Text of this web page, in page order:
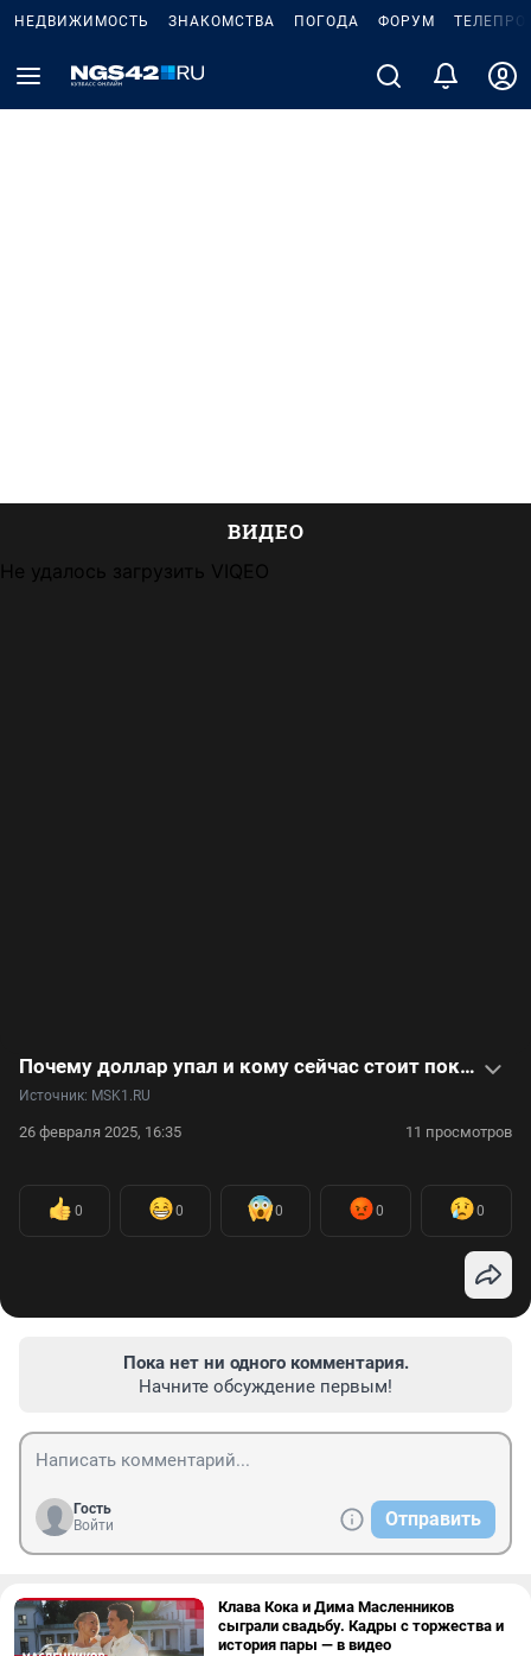
НЕДВИЖИМОСТЬ ЗНАКОМСТВА ПОГОДА ФОРУМ
ВИДЕО
Не удалось загрузить VIQEO
Почему доллар упал и кому сейчас стоит покупать валюту: видеоинтервью с экономистом
Источник: MSK1.RU
26 февраля 2025, 16:35 11 просмотров
0 0 0 0 0
Пока нет ни одного комментария.
Начните обсуждение первым!
Гость
Войти
Отправить
Клава Кока и Дима Масленников
сыграли свадьбу. Кадры с торжества и
история пары — в видео